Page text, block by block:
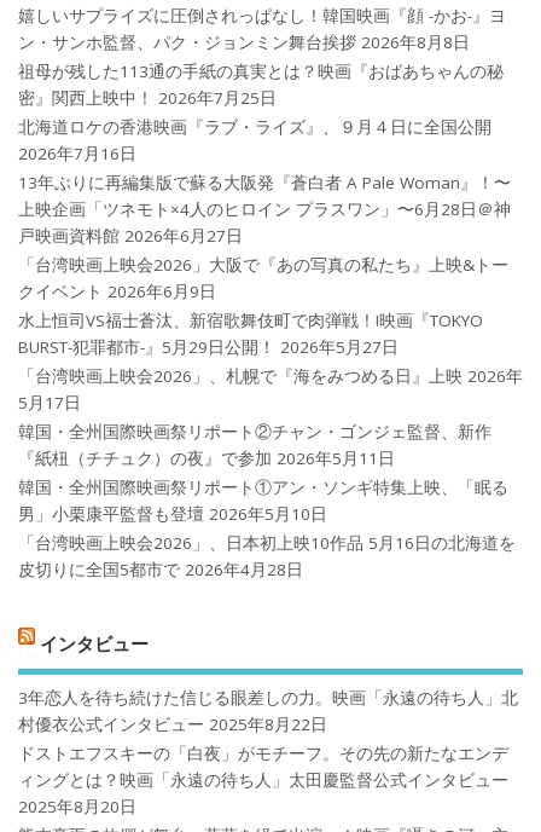
嬉しいサプライズに圧倒されっぱなし！韓国映画『顔 -かお-』ヨ
ン・サンホ監督、パク・ジョンミン舞台挨拶 2026年8月8日
祖母が残した113通の手紙の真実とは？映画『おばあちゃんの秘
密』関西上映中！
2026年7月25日
北海道ロケの香港映画『ラブ・ライズ』、９月４日に全国公開
2026年7月16日
13年ぶりに再編集版で蘇る大阪発『蒼白者 A Pale Woman』！〜
上映企画「ツネモト×4人のヒロイン プラスワン」〜6月28日＠神
戸映画資料館 2026年6月27日
「台湾映画上映会2026」大阪で『あの写真の私たち』上映&トー
クイベント 2026年6月9日
水上恒司VS福士蒼汰、新宿歌舞伎町で肉弾戦！!映画『TOKYO
BURST-犯罪都市-』5月29日公開！
2026年5月27日
「台湾映画上映会2026」、札幌で『海をみつめる日』上映 2026年
5月17日
韓国・全州国際映画祭リポート②チャン・ゴンジェ監督、新作
『紙杻（チチュク）の夜』で参加 2026年5月11日
韓国・全州国際映画祭リポート①アン・ソンギ特集上映、「眠る
男」小栗康平監督も登壇 2026年5月10日
「台湾映画上映会2026」、日本初上映10作品 5月16日の北海道を
皮切りに全国5都市で 2026年4月28日
インタビュー
3年恋人を待ち続けた信じる眼差しの力。映画「永遠の待ち人」北
村優衣公式インタビュー 2025年8月22日
ドストエフスキーの「白夜」がモチーフ。その先の新たなエンデ
ィングとは？映画「永遠の待ち人」太田慶監督公式インタビュー
2025年8月20日